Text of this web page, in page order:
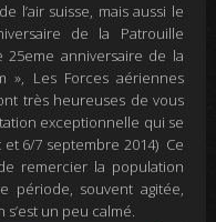
l’air suisse, mais aussi le
de la Patrouille
25eme anniversaire de la
», Les Forces aériennes
très heureuses de vous
exceptionnelle qui se
6/7 septembre 2014) Ce
remercier la population
période, souvent agitée,
un peu calmé.